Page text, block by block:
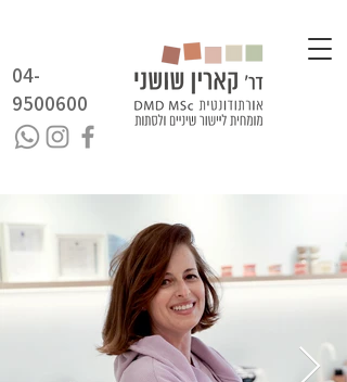
04-
9500600